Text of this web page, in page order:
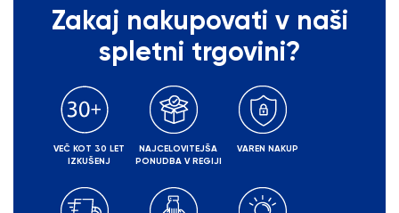
Zakaj nakupovati v naši
spletni trgovini?
VEČ KOT 30 LET
IZKUŠENJ
NAJCELOVITEJŠA
PONUDBA V REGIJI
VAREN NAKUP